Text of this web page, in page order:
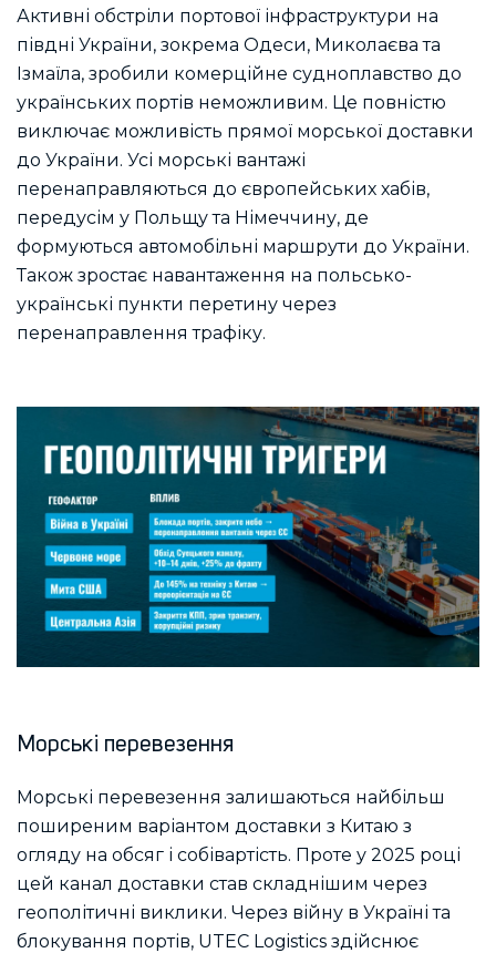
Активні обстріли портової інфраструктури на
півдні України, зокрема Одеси, Миколаєва та
Ізмаїла, зробили комерційне судноплавство до
українських портів неможливим. Це повністю
виключає можливість прямої морської доставки
до України. Усі морські вантажі
перенаправляються до європейських хабів,
передусім у Польщу та Німеччину, де
формуються автомобільні маршрути до України.
Також зростає навантаження на польсько-
українські пункти перетину через
перенаправлення трафіку.
Морські перевезення
Морські перевезення залишаються найбільш
поширеним варіантом доставки з Китаю з
огляду на обсяг і собівартість. Проте у 2025 році
цей канал доставки став складнішим через
геополітичні виклики. Через війну в Україні та
блокування портів, UTEC Logistics здійснює